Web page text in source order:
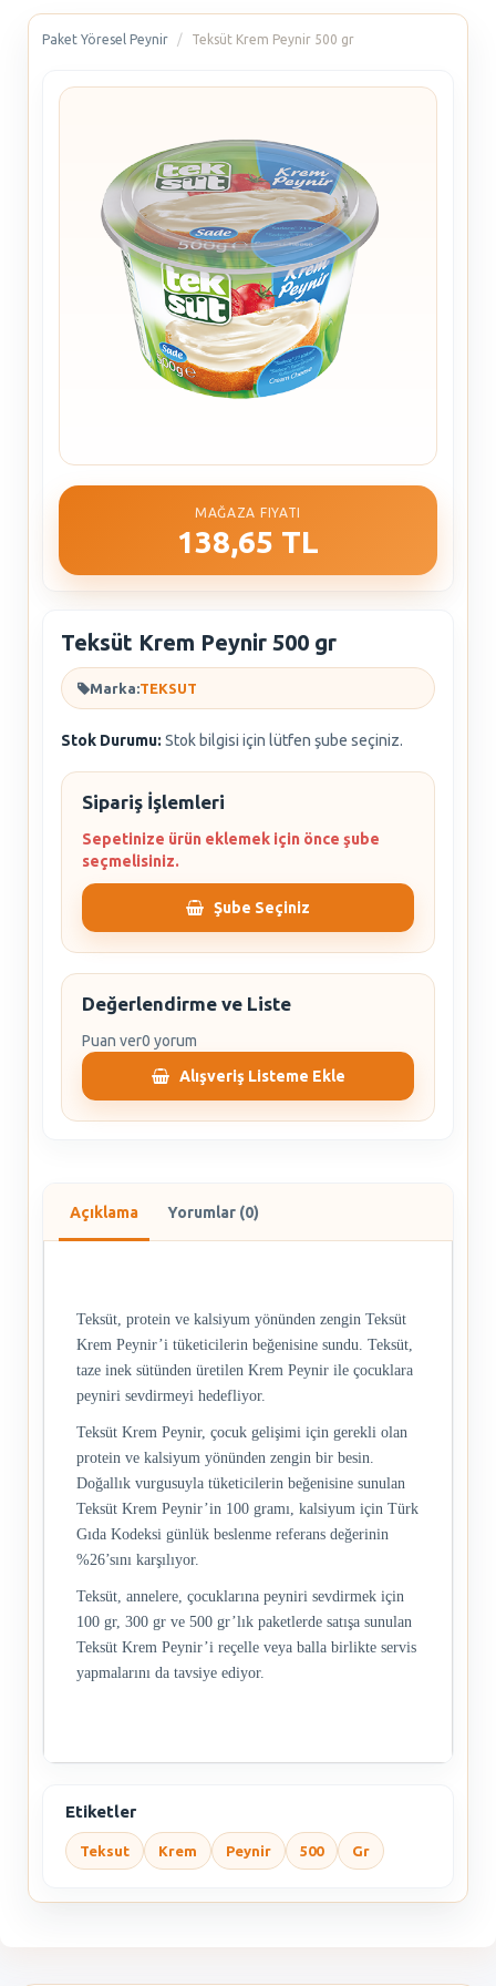
Paket Yöresel Peynir Teksüt Krem Peynir 500 gr
MAĞAZA FIYATI
138,65 TL
Teksüt Krem Peynir 500 gr
Marka:TEKSUT
Stok Durumu: Stok bilgisi için lütfen şube seçiniz.
Sipariş İşlemleri
Sepetinize ürün eklemek için önce şube
seçmelisiniz.
Şube Seçiniz
Değerlendirme ve Liste
Puan ver0 yorum
Alışveriş Listeme Ekle
Açıklama Yorumlar (0)
Teksüt, protein ve kalsiyum yönünden zengin Teksüt
Krem Peynir’i tüketicilerin beğenisine sundu. Teksüt,
taze inek sütünden üretilen Krem Peynir ile çocuklara
peyniri sevdirmeyi hedefliyor.
Teksüt Krem Peynir, çocuk gelişimi için gerekli olan
protein ve kalsiyum yönünden zengin bir besin.
Doğallık vurgusuyla tüketicilerin beğenisine sunulan
Teksüt Krem Peynir’in 100 gramı, kalsiyum için Türk
Gıda Kodeksi günlük beslenme referans değerinin
%26’sını karşılıyor.
Teksüt, annelere, çocuklarına peyniri sevdirmek için
100 gr, 300 gr ve 500 gr’lık paketlerde satışa sunulan
Teksüt Krem Peynir’i reçelle veya balla birlikte servis
yapmalarını da tavsiye ediyor.
Etiketler
Teksut Krem Peynir 500 Gr